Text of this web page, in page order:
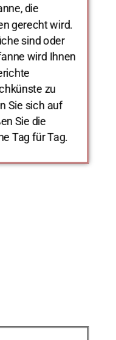
die
gerecht wird.
sind oder
wird Ihnen
zu
Sie sich auf
Sie die
Tag für Tag.